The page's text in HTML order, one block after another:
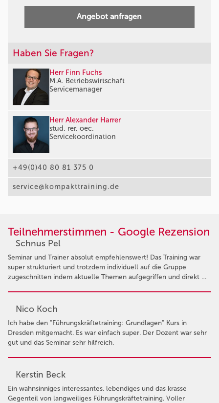
Angebot anfragen
Haben Sie Fragen?
Herr Finn Fuchs
M.A. Betriebswirtschaft
Servicemanager
Herr Alexander Harrer
stud. rer. oec.
Servicekoordination
+49(0)40 80 81 375 0
service@kompakttraining.de
Teilnehmerstimmen - Google Rezension
Schnus Pel
Seminar und Trainer absolut empfehlenswert! Das Training war
super strukturiert und trotzdem individuell auf die Gruppe
zugeschnitten indem aktuelle Themen aufgegriffen und direkt …
Nico Koch
Ich habe den "Führungskräftetraining: Grundlagen" Kurs in
Dresden mitgemacht. Es war einfach super. Der Dozent war sehr
gut und das Seminar sehr hilfreich.
Kerstin Beck
Ein wahnsinniges interessantes, lebendiges und das krasse
Gegenteil von langweiliges Führungskräftetraining. Voller